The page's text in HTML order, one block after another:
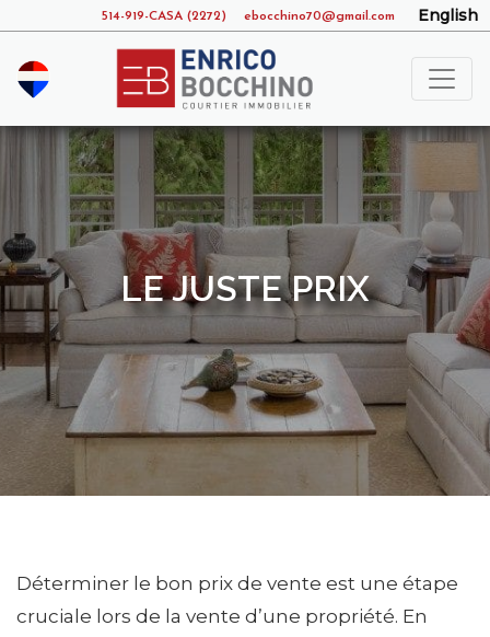
514-919-CASA (2272) ebocchino70@gmail.com English
LE JUSTE PRIX
Déterminer le bon prix de vente est une étape
cruciale lors de la vente d’une propriété. En